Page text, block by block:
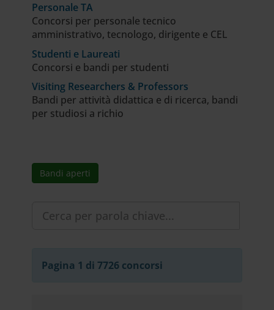
Personale TA
Concorsi per personale tecnico
amministrativo, tecnologo, dirigente e CEL
Studenti e Laureati
Concorsi e bandi per studenti
Visiting Researchers & Professors
Bandi per attività didattica e di ricerca, bandi
per studiosi a richio
Bandi aperti
Pagina 1 di 7726 concorsi